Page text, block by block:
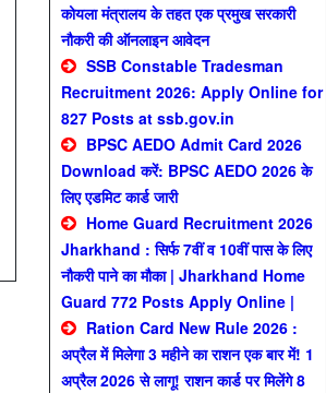
कोयला मंत्रालय के तहत एक प्रमुख सरकारी
नौकरी की ऑनलाइन आवेदन
SSB Constable Tradesman
Recruitment 2026: Apply Online for
827 Posts at ssb.gov.in
BPSC AEDO Admit Card 2026
Download करें: BPSC AEDO 2026 के
लिए एडमिट कार्ड जारी
Home Guard Recruitment 2026
Jharkhand : सिर्फ 7वीं व 10वीं पास के लिए
नौकरी पाने का मौका | Jharkhand Home
Guard 772 Posts Apply Online |
Ration Card New Rule 2026 :
अप्रैल में मिलेगा 3 महीने का राशन एक बार में! 1
अप्रैल 2026 से लागू! राशन कार्ड पर मिलेंगे 8